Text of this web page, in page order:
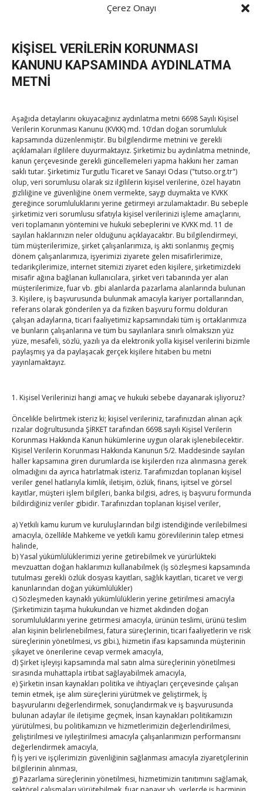
Çerez Onayı
KİŞİSEL VERİLERİN KORUNMASI
KANUNU KAPSAMINDA AYDINLATMA
METNİ
Aşağıda detaylarını okuyacağınız aydınlatma metni 6698 Sayılı Kişisel
Verilerin Korunması Kanunu (KVKK) md. 10’dan doğan sorumluluk
kapsamında düzenlenmiştir. Bu bilgilendirme metnini ve gerekli
açıklamaları ilgililere duyurmaktayız. Şirketimiz bu aydınlatma metninde,
kanun çerçevesinde gerekli güncellemeleri yapma hakkını her zaman
saklı tutar. Şirketimiz Turgutlu Ticaret ve Sanayi Odası ("tutso.org.tr")
olup, veri sorumlusu olarak siz ilgililerin kişisel verilerine, özel hayatın
gizliliğine ve güvenliğine önem vermekte, saygı duymakta ve KVKK
gereğince sorumluluklarını yerine getirmeyi arzulamaktadır. Bu sebeple
şirketimiz veri sorumlusu sıfatıyla kişisel verilerinizi işleme amaçlarını,
veri toplamanın yöntemini ve hukuki sebeplerini ve KVKK md. 11 de
sayılan haklarınızın neler olduğunu açıklayacaktır. Bu bilgilendirmeyi,
tüm müşterilerimize, şirket çalışanlarımıza, iş akti sonlanmış geçmiş
dönem çalışanlarımıza, işyerimizi ziyarete gelen misafirlerimize,
tedarikçilerimize, internet sitemizi ziyaret eden kişilere, şirketimizdeki
misafir ağına bağlanan kullanıcılara, şirket veri tabanında yer alan
müşterilerimize, fuar vb. gibi alanlarda pazarlama alanlarında bulunan
3. Kişilere, iş başvurusunda bulunmak amacıyla kariyer portallarından,
referans olarak gönderilen ya da fiziken başvuru formu dolduran
çalışan adaylarına, ticari faaliyetimiz kapsamındaki tüm iş ortaklarımıza
ve bunların çalışanlarına ve tüm bu sayılanlara sınırlı olmaksızın yüz
yüze, mesafeli, sözlü, yazılı ya da elektronik yolla kişisel verilerini bizimle
paylaşmış ya da paylaşacak gerçek kişilere hitaben bu metni
yayınlamaktayız.
1. Kişisel Verilerinizi hangi amaç ve hukuki sebebe dayanarak işliyoruz?
Öncelikle belirtmek isteriz ki; kişisel verileriniz, tarafınızdan alınan açık
rızalar doğrultusunda ŞİRKET tarafından 6698 sayılı Kişisel Verilerin
Korunması Hakkında Kanun hükümlerine uygun olarak işlenebilecektir.
Kişisel Verilerin Korunması Hakkında Kanunun 5/2. Maddesinde sayılan
haller kapsamına giren durumlarda ise kişilerden rıza alınmasına gerek
olmadığını da ayrıca hatırlatmak isteriz. Tarafımızdan toplanan kişisel
veriler genel hatlarıyla kimlik, iletişim, özlük, finans, işitsel ve görsel
kayıtlar, müşteri işlem bilgileri, banka bilgisi, adres, iş başvuru formunda
bildirdiğiniz veriler gibidir. Tarafınızdan toplanan kişisel veriler,
a) Yetkili kamu kurum ve kuruluşlarından bilgi istendiğinde verilebilmesi
amacıyla, özellikle Mahkeme ve yetkili kamu görevlilerinin talep etmesi
halinde,
b) Yasal yükümlülüklerimizi yerine getirebilmek ve yürürlükteki
mevzuattan doğan haklarımızı kullanabilmek (İş sözleşmesi kapsamında
tutulması gerekli özlük dosyası kayıtları, sağlık kayıtları, ticaret ve vergi
kanunlarından doğan yükümlülükler)
c) Sözleşmeden kaynaklı yükümlülüklerin yerine getirilmesi amacıyla
(Şirketimizin taşıma hukukundan ve hizmet akdinden doğan
sorumluluklarını yerine getirmesi amacıyla, ürünün teslimi, ürünü teslim
alan kişinin belirlenebilmesi, fatura süreçlerinin, ticari faaliyetlerin ve risk
süreçlerinin yönetilmesi, vs gibi.), hizmetin ifası kapsamında müşterinin
şikayet ve önerilerine cevap vermek amacıyla,
d) Şirket işleyişi kapsamında mal satın alma süreçlerinin yönetilmesi
sırasında muhattapla irtibat sağlayabilmek amacıyla,
e) Şirketin insan kaynakları politika ve ihtiyaçları çerçevesinde çalışan
temin etmek, işe alım süreçlerini yürütmek ve geliştirmek, İş
başvurularını değerlendirmek, sonuçlandırmak ve iş başvurusunda
bulunan adaylar ile iletişime geçmek, İnsan kaynakları politikamızın
yürütülmesi, bu politikamızın ve hizmetlerimizin değerlendirilmesi,
geliştirilmesi ve iyileştirilmesi amacıyla çalışanlarımızın performansını
değerlendirmek amacıyla,
f) İş yeri ve işçilerimizin güvenliğinin sağlanması amacıyla ziyaretçilerinin
bilgilerinin alınması,
g) Pazarlama süreçlerinin yönetilmesi, hizmetimizin tanıtımını sağlamak,
navigation
ATO Meclis Üyesi Bektaş’ı kabul
TOBB Son Yazılar
Hisarcıklıoğlu’ndan ‘girişimci olun’ tavsiyesi
By TUTSOon Ağu 8, 2026
SEDDK Başkanı Menteş’e ziyaret
ByTUTSO on Ağu 8, 2026
Hisarcıklıoğlu ICCD Genel Sekreteri Khalawi ile görüştü
ByTUTSOon Ağu 7, 2026
Kahramanmaraş Ticaret ve Sanayi Odası’nın yeni
binası hizmete açıldı
By TUTSOon Ağu 5, 2026
Diren ailesine taziye ziyareti
Ağustos 2026
P
S Ç P C C
P
1
2
3
4 5 6 7 8
9
10
11 12 13 14 15
16
17
18 19 20 21 22
23
24
25 26 27 28 29
30
31
« Tem
E-BÜLTEN
Kasaba Ekonomi Dergisi
TOBB HABER
TUTSO İktisadi Durum Raporu
Hisarcıklıoğlu’ndan ‘girişimci olun’ tavsiyesi
SEDDK Başkanı Menteş’e ziyaret
Hisarcıklıoğlu ICCD Genel Sekreteri Khalawi ile görüştü
Kahramanmaraş Ticaret ve Sanayi Odası’nın yeni